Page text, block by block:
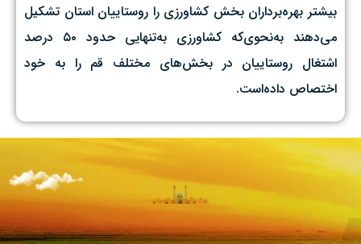
بیشتر بهره‌برداران بخش کشاورزی را روستاییان استان تشکیل
می‌دهند به‌نحوی‌که کشاورزی به‌تنهایی حدود ۵۰ درصد
اشتغال روستاییان در بخش‌های مختلف قم را به خود
اختصاص داده‌است.